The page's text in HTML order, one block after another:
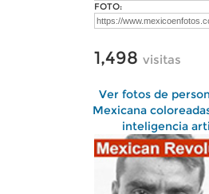
FOTO:
1,498 visitas
Ver fotos de
Mexicana
inteligencia